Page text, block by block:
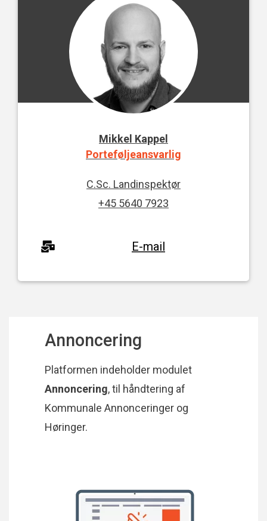
Mikkel Kappel
Porteføljeansvarlig
C.Sc. Landinspektør
+45 5640 7923
E-mail
Annoncering
Platformen indeholder modulet
Annoncering, til håndtering af
Kommunale Annonceringer og
Høringer.